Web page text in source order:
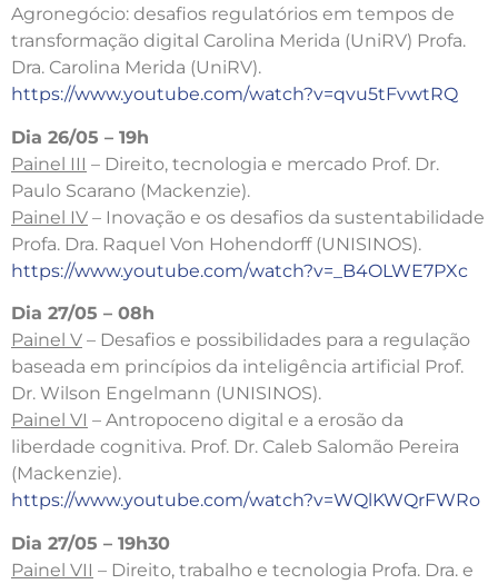
Agronegócio: desafios regulatórios em tempos de
transformação digital Carolina Merida (UniRV) Profa.
Dra. Carolina Merida (UniRV).
https://www.youtube.com/watch?v=qvu5tFvwtRQ
Dia 26/05 – 19h
Painel III – Direito, tecnologia e mercado Prof. Dr.
Paulo Scarano (Mackenzie).
Painel IV – Inovação e os desafios da sustentabilidade
Profa. Dra. Raquel Von Hohendorff (UNISINOS).
https://www.youtube.com/watch?v=_B4OLWE7PXc
Dia 27/05 – 08h
Painel V – Desafios e possibilidades para a regulação
baseada em princípios da inteligência artificial Prof.
Dr. Wilson Engelmann (UNISINOS).
Painel VI – Antropoceno digital e a erosão da
liberdade cognitiva. Prof. Dr. Caleb Salomão Pereira
(Mackenzie).
https://www.youtube.com/watch?v=WQlKWQrFWRo
Dia 27/05 – 19h30
Painel VII – Direito, trabalho e tecnologia Profa. Dra. e